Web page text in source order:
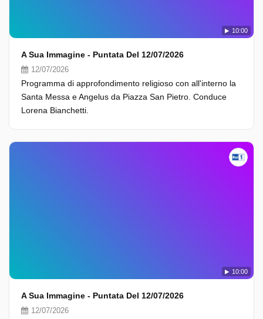
10:00
A Sua Immagine - Puntata Del 12/07/2026
12/07/2026
Programma di approfondimento religioso con all'interno la
Santa Messa e Angelus da Piazza San Pietro. Conduce
Lorena Bianchetti.
10:00
A Sua Immagine - Puntata Del 12/07/2026
12/07/2026